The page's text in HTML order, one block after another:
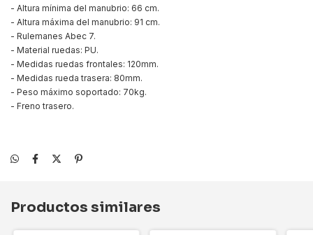
- Altura mínima del manubrio: 66 cm.
- Altura máxima del manubrio: 91 cm.
- Rulemanes Abec 7.
- Material ruedas: PU.
- Medidas ruedas frontales: 120mm.
- Medidas rueda trasera: 80mm.
- Peso máximo soportado: 70kg.
- Freno trasero.
Productos similares